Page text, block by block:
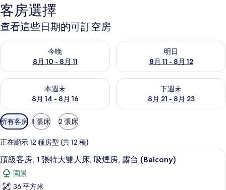
客房選擇
查看這些日期的可訂空房
今晚
8月 10 - 8月 11
查看今晚 8月 10 - 8月 11的可訂空房
明日
8月 11 - 8月 12
查看明日 8月 11 - 8月 12的可訂
本週末
8月 14 - 8月 16
查看本週末 8月 14 - 8月 16的可訂空房
下週末
8月 21 - 8月 23
查看下週末 8月 21 - 8月 23的
可
用
嘅
客
房
篩
選
所有客房 1 張床 2 張床
正在顯示 12 種房型 (共 12 種)
載
入
所
頂級客房, 1 張特大雙人床, 吸煙房, 露
9
頂級客房, 1 張特大雙人床, 吸煙房, 露台 (Balcony)
園景
36 平方米